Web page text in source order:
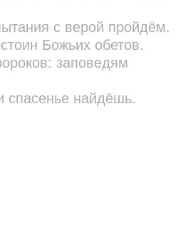
с верой пройдём.
Божьих обетов.
заповедям
спасенье найдёшь.